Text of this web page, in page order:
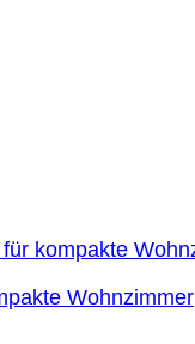
Wohnzimmer